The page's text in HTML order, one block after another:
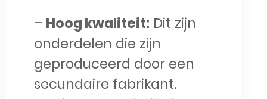
– Hoog kwaliteit: Dit zijn
onderdelen die zijn
geproduceerd door een
secundaire fabrikant.